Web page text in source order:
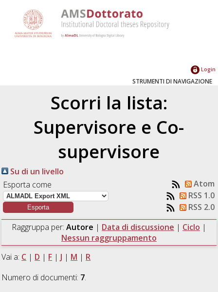
Login
STRUMENTI DI NAVIGAZIONE
Scorri la lista:
Supervisore e Co-
supervisore
Su di un livello
Esporta come
Atom
RSS 1.0
RSS 2.0
Raggruppa per: Autore | Data di discussione | Ciclo |
Nessun raggruppamento
Vai a: C | D | F | J | M | R
Numero di documenti: 7.